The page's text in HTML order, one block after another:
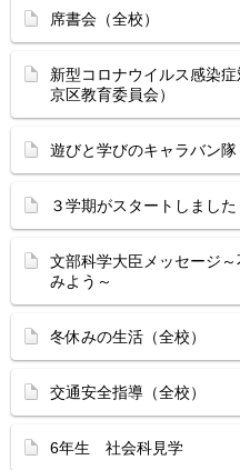
席書会（全校）
新型コロナウイルス感染
京区教育委員会）
遊びと学びのキャラバン隊
３学期がスタートしました
文部科学大臣メッセージ
みよう～
冬休みの生活（全校）
交通安全指導（全校）
6年生 社会科見学